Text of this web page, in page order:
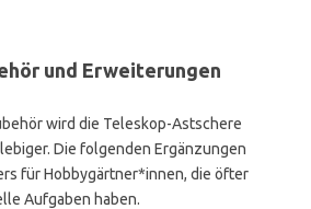
und Erweiterungen
wird die Teleskop-Astschere
Die folgenden Ergänzungen
für Hobbygärtner*innen, die öfter
Aufgaben haben.